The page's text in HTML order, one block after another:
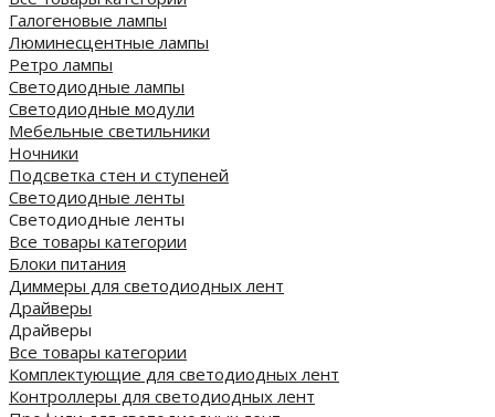
Галогеновые лампы
Люминесцентные лампы
Ретро лампы
Светодиодные лампы
Светодиодные модули
Мебельные светильники
Ночники
Подсветка стен и ступеней
Светодиодные ленты
Светодиодные ленты
Все товары категории
Блоки питания
Диммеры для светодиодных лент
Драйверы
Драйверы
Все товары категории
Комплектующие для светодиодных лент
Контроллеры для светодиодных лент